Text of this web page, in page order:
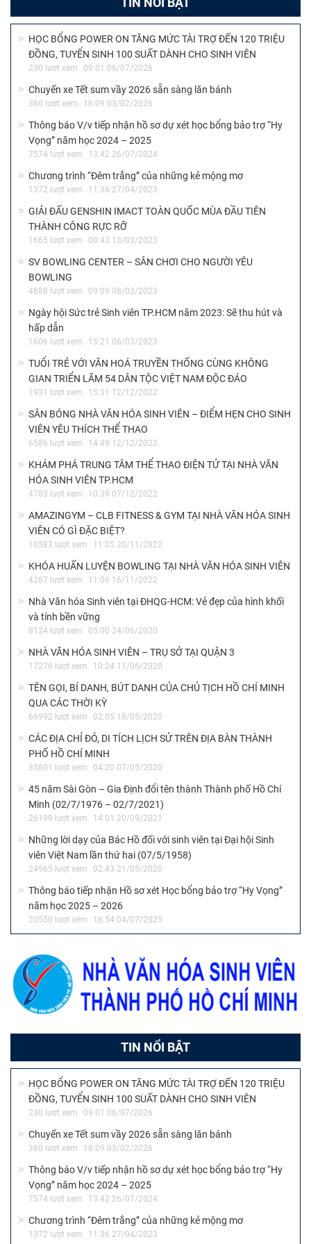
HỌC BỔNG POWER ON TĂNG MỨC TÀI TRỢ ĐẾN 120 TRIỆU
ĐỒNG, TUYỂN SINH 100 SUẤT DÀNH CHO SINH VIÊN
230 lượt xem 09:01 06/07/2026
Chuyến xe Tết sum vầy 2026 sẵn sàng lăn bánh
360 lượt xem 16:09 03/02/2026
Thông báo V/v tiếp nhận hồ sơ dự xét học bổng bảo trợ “Hy
Vọng” năm học 2024 – 2025
7574 lượt xem 13:42 26/07/2024
Chương trình “Đêm trắng” của những kẻ mộng mơ
1372 lượt xem 11:36 27/04/2023
GIẢI ĐẤU GENSHIN IMACT TOÀN QUỐC MÙA ĐẦU TIÊN
THÀNH CÔNG RỰC RỠ
1665 lượt xem 00:43 13/03/2023
SV BOWLING CENTER – SÂN CHƠI CHO NGƯỜI YÊU
BOWLING
4888 lượt xem 09:09 08/03/2023
Ngày hội Sức trẻ Sinh viên TP.HCM năm 2023: Sẽ thu hút và
hấp dẫn
1606 lượt xem 15:21 06/03/2023
TUỔI TRẺ VỚI VĂN HOÁ TRUYỀN THỐNG CÙNG KHÔNG
GIAN TRIỂN LÃM 54 DÂN TỘC VIỆT NAM ĐỘC ĐÁO
1931 lượt xem 15:31 12/12/2022
SÂN BÓNG NHÀ VĂN HÓA SINH VIÊN – ĐIỂM HẸN CHO SINH
VIÊN YÊU THÍCH THỂ THAO
6586 lượt xem 14:49 12/12/2022
KHÁM PHÁ TRUNG TÂM THỂ THAO ĐIỆN TỬ TẠI NHÀ VĂN
HÓA SINH VIÊN TP.HCM
4703 lượt xem 10:39 07/12/2022
AMAZINGYM – CLB FITNESS & GYM TẠI NHÀ VĂN HÓA SINH
VIÊN CÓ GÌ ĐẶC BIỆT?
10583 lượt xem 11:05 20/11/2022
KHÓA HUẤN LUYỆN BOWLING TẠI NHÀ VĂN HÓA SINH VIÊN
4287 lượt xem 11:06 16/11/2022
Nhà Văn hóa Sinh viên tại ĐHQG-HCM: Vẻ đẹp của hình khối
và tính bền vững
8124 lượt xem 05:00 24/06/2020
NHÀ VĂN HÓA SINH VIÊN – TRỤ SỞ TẠI QUẬN 3
17276 lượt xem 10:24 11/06/2020
TÊN GỌI, BÍ DANH, BÚT DANH CỦA CHỦ TỊCH HỒ CHÍ MINH
QUA CÁC THỜI KỲ
66992 lượt xem 02:05 18/05/2020
CÁC ĐỊA CHỈ ĐỎ, DI TÍCH LỊCH SỬ TRÊN ĐỊA BÀN THÀNH
PHỐ HỒ CHÍ MINH
35801 lượt xem 04:20 07/05/2020
45 năm Sài Gòn – Gia Định đổi tên thành Thành phố Hồ Chí
Minh (02/7/1976 – 02/7/2021)
26199 lượt xem 14:01 20/09/2021
Những lời dạy của Bác Hồ đối với sinh viên tại Đại hội Sinh
viên Việt Nam lần thứ hai (07/5/1958)
24965 lượt xem 02:43 21/05/2020
Thông báo tiếp nhận Hồ sơ xét Học bổng bảo trợ “Hy Vọng”
năm học 2025 – 2026
20550 lượt xem 16:54 04/07/2025
TIN NỔI BẬT
HỌC BỔNG POWER ON TĂNG MỨC TÀI TRỢ ĐẾN 120 TRIỆU
ĐỒNG, TUYỂN SINH 100 SUẤT DÀNH CHO SINH VIÊN
230 lượt xem 09:01 06/07/2026
Chuyến xe Tết sum vầy 2026 sẵn sàng lăn bánh
360 lượt xem 16:09 03/02/2026
Thông báo V/v tiếp nhận hồ sơ dự xét học bổng bảo trợ “Hy
Vọng” năm học 2024 – 2025
7574 lượt xem 13:42 26/07/2024
Chương trình “Đêm trắng” của những kẻ mộng mơ
1372 lượt xem 11:36 27/04/2023